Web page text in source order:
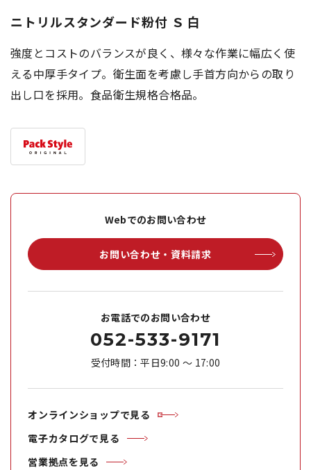
ニトリルスタンダード粉付 Ｓ 白
強度とコストのバランスが良く、様々な作業に幅広く使
える中厚手タイプ。衛生面を考慮し手首方向からの取り
出し口を採用。食品衛生規格合格品。
Webでのお問い合わせ
お問い合わせ・資料請求
お電話でのお問い合わせ
052-533-9171
受付時間：平日9:00 ～ 17:00
オンラインショップで見る
電子カタログで見る
営業拠点を見る